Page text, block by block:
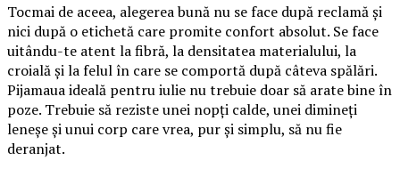
Tocmai de aceea, alegerea bună nu se face după reclamă și
nici după o etichetă care promite confort absolut. Se face
uitându-te atent la fibră, la densitatea materialului, la
croială și la felul în care se comportă după câteva spălări.
Pijamaua ideală pentru iulie nu trebuie doar să arate bine în
poze. Trebuie să reziste unei nopți calde, unei dimineți
leneșe și unui corp care vrea, pur și simplu, să nu fie
deranjat.